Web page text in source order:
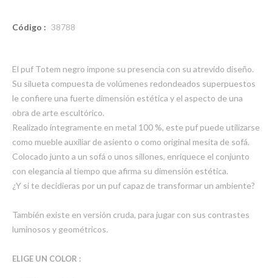
Código : 38788
El puf Totem negro impone su presencia con su atrevido diseño.
Su silueta compuesta de volúmenes redondeados superpuestos
le confiere una fuerte dimensión estética y el aspecto de una
obra de arte escultórico.
Realizado íntegramente en metal 100 %, este puf puede utilizarse
como mueble auxiliar de asiento o como original mesita de sofá.
Colocado junto a un sofá o unos sillones, enriquece el conjunto
con elegancia al tiempo que afirma su dimensión estética.
¿Y si te decidieras por un puf capaz de transformar un ambiente?
También existe en versión cruda, para jugar con sus contrastes
luminosos y geométricos.
ELIGE UN COLOR :